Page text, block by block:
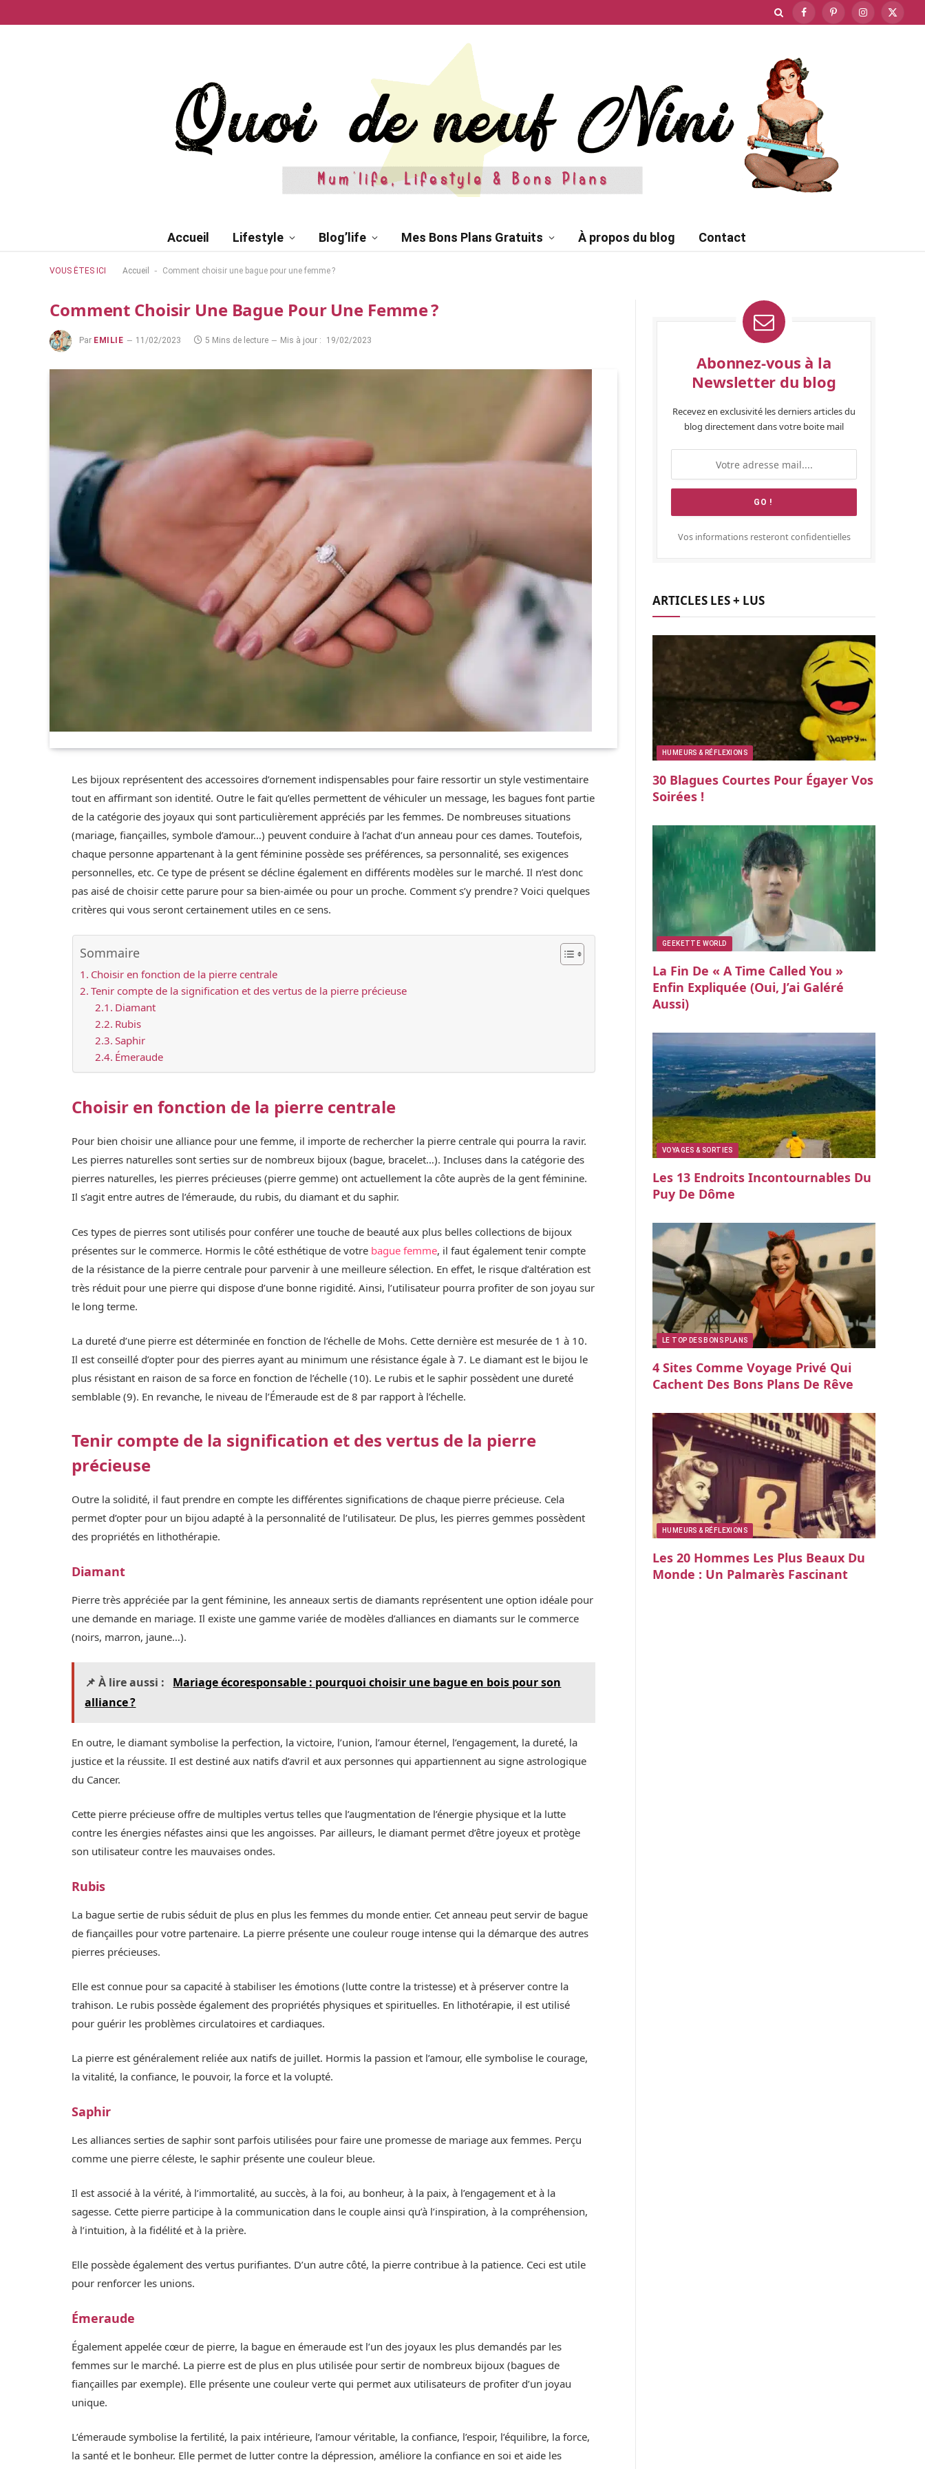
FacebookPinterestInstagram
X
Accueil Lifestyle Blog’life Mes Bons Plans Gratuits À propos du blog Contact
VOUS ÊTES ICI Accueil - Comment choisir une bague pour une femme ?
Comment Choisir Une Bague Pour Une Femme ?
Par EMILIE 11/02/2023 5 Mins de lecture Mis à jour : 19/02/2023
Les bijoux représentent des accessoires d’ornement indispensables pour faire ressortir un style vestimentaire
tout en affirmant son identité. Outre le fait qu’elles permettent de véhiculer un message, les bagues font partie
de la catégorie des joyaux qui sont particulièrement appréciés par les femmes. De nombreuses situations
(mariage, fiançailles, symbole d’amour…) peuvent conduire à l’achat d’un anneau pour ces dames. Toutefois,
chaque personne appartenant à la gent féminine possède ses préférences, sa personnalité, ses exigences
personnelles, etc. Ce type de présent se décline également en différents modèles sur le marché. Il n’est donc
pas aisé de choisir cette parure pour sa bien-aimée ou pour un proche. Comment s’y prendre ? Voici quelques
critères qui vous seront certainement utiles en ce sens.
Sommaire
Choisir en fonction de la pierre centrale
Tenir compte de la signification et des vertus de la pierre précieuse
Diamant
Rubis
Saphir
Émeraude
Choisir en fonction de la pierre centrale
Pour bien choisir une alliance pour une femme, il importe de rechercher la pierre centrale qui pourra la ravir.
Les pierres naturelles sont serties sur de nombreux bijoux (bague, bracelet…). Incluses dans la catégorie des
pierres naturelles, les pierres précieuses (pierre gemme) ont actuellement la côte auprès de la gent féminine.
Il s’agit entre autres de l’émeraude, du rubis, du diamant et du saphir.
Ces types de pierres sont utilisés pour conférer une touche de beauté aux plus belles collections de bijoux
présentes sur le commerce. Hormis le côté esthétique de votre bague femme, il faut également tenir compte
de la résistance de la pierre centrale pour parvenir à une meilleure sélection. En effet, le risque d’altération est
très réduit pour une pierre qui dispose d’une bonne rigidité. Ainsi, l’utilisateur pourra profiter de son joyau sur
le long terme.
La dureté d’une pierre est déterminée en fonction de l’échelle de Mohs. Cette dernière est mesurée de 1 à 10.
Il est conseillé d’opter pour des pierres ayant au minimum une résistance égale à 7. Le diamant est le bijou le
plus résistant en raison de sa force en fonction de l’échelle (10). Le rubis et le saphir possèdent une dureté
semblable (9). En revanche, le niveau de l’Émeraude est de 8 par rapport à l’échelle.
Tenir compte de la signification et des vertus de la pierre
précieuse
Outre la solidité, il faut prendre en compte les différentes significations de chaque pierre précieuse. Cela
permet d’opter pour un bijou adapté à la personnalité de l’utilisateur. De plus, les pierres gemmes possèdent
des propriétés en lithothérapie.
Diamant
Pierre très appréciée par la gent féminine, les anneaux sertis de diamants représentent une option idéale pour
une demande en mariage. Il existe une gamme variée de modèles d’alliances en diamants sur le commerce
(noirs, marron, jaune…).
📌 À lire aussi :
Mariage écoresponsable : pourquoi choisir une bague en bois pour son
alliance ?
En outre, le diamant symbolise la perfection, la victoire, l’union, l’amour éternel, l’engagement, la dureté, la
justice et la réussite. Il est destiné aux natifs d’avril et aux personnes qui appartiennent au signe astrologique
du Cancer.
Cette pierre précieuse offre de multiples vertus telles que l’augmentation de l’énergie physique et la lutte
contre les énergies néfastes ainsi que les angoisses. Par ailleurs, le diamant permet d’être joyeux et protège
son utilisateur contre les mauvaises ondes.
Rubis
La bague sertie de rubis séduit de plus en plus les femmes du monde entier. Cet anneau peut servir de bague
de fiançailles pour votre partenaire. La pierre présente une couleur rouge intense qui la démarque des autres
pierres précieuses.
Elle est connue pour sa capacité à stabiliser les émotions (lutte contre la tristesse) et à préserver contre la
trahison. Le rubis possède également des propriétés physiques et spirituelles. En lithotérapie, il est utilisé
pour guérir les problèmes circulatoires et cardiaques.
La pierre est généralement reliée aux natifs de juillet. Hormis la passion et l’amour, elle symbolise le courage,
la vitalité, la confiance, le pouvoir, la force et la volupté.
Saphir
Les alliances serties de saphir sont parfois utilisées pour faire une promesse de mariage aux femmes. Perçu
comme une pierre céleste, le saphir présente une couleur bleue.
Il est associé à la vérité, à l’immortalité, au succès, à la foi, au bonheur, à la paix, à l’engagement et à la
sagesse. Cette pierre participe à la communication dans le couple ainsi qu’à l’inspiration, à la compréhension,
à l’intuition, à la fidélité et à la prière.
Elle possède également des vertus purifiantes. D’un autre côté, la pierre contribue à la patience. Ceci est utile
pour renforcer les unions.
Émeraude
Également appelée cœur de pierre, la bague en émeraude est l’un des joyaux les plus demandés par les
femmes sur le marché. La pierre est de plus en plus utilisée pour sertir de nombreux bijoux (bagues de
fiançailles par exemple). Elle présente une couleur verte qui permet aux utilisateurs de profiter d’un joyau
unique.
L’émeraude symbolise la fertilité, la paix intérieure, l’amour véritable, la confiance, l’espoir, l’équilibre, la force,
la santé et le bonheur. Elle permet de lutter contre la dépression, améliore la confiance en soi et aide les
Abonnez-vous à la
Newsletter du blog
Recevez en exclusivité les derniers articles du
blog directement dans votre boite mail
Vos informations resteront confidentielles
ARTICLES LES + LUS
HUMEURS & RÉFLEXIONS
30 Blagues Courtes Pour Égayer Vos
Soirées !
GEEKETTE WORLD
La Fin De « A Time Called You »
Enfin Expliquée (oui, J’ai Galéré
Aussi)
VOYAGES & SORTIES
Les 13 Endroits Incontournables Du
Puy De Dôme
LE TOP DES BONS PLANS
4 Sites Comme Voyage Privé Qui
Cachent Des Bons Plans De Rêve
HUMEURS & RÉFLEXIONS
Les 20 Hommes Les Plus Beaux Du
Monde : Un Palmarès Fascinant